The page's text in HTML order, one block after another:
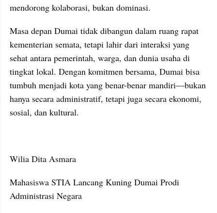
mendorong kolaborasi, bukan dominasi.
Masa depan Dumai tidak dibangun dalam ruang rapat
kementerian semata, tetapi lahir dari interaksi yang
sehat antara pemerintah, warga, dan dunia usaha di
tingkat lokal. Dengan komitmen bersama, Dumai bisa
tumbuh menjadi kota yang benar-benar mandiri—bukan
hanya secara administratif, tetapi juga secara ekonomi,
sosial, dan kultural.
Wilia Dita Asmara
Mahasiswa STIA Lancang Kuning Dumai Prodi
Administrasi Negara